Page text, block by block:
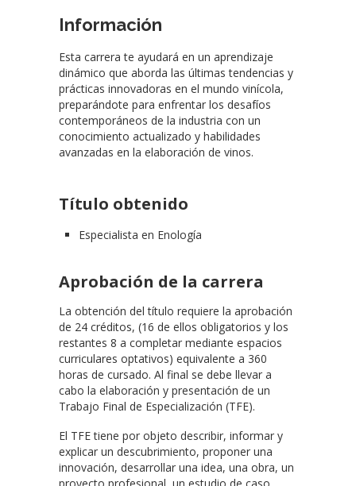
Información
Esta carrera te ayudará en un aprendizaje
dinámico que aborda las últimas tendencias y
prácticas innovadoras en el mundo vinícola,
preparándote para enfrentar los desafíos
contemporáneos de la industria con un
conocimiento actualizado y habilidades
avanzadas en la elaboración de vinos.
Título obtenido
Especialista en Enología
Aprobación de la carrera
La obtención del título requiere la aprobación
de 24 créditos, (16 de ellos obligatorios y los
restantes 8 a completar mediante espacios
curriculares optativos) equivalente a 360
horas de cursado. Al final se debe llevar a
cabo la elaboración y presentación de un
Trabajo Final de Especialización (TFE).
El TFE tiene por objeto describir, informar y
explicar un descubrimiento, proponer una
innovación, desarrollar una idea, una obra, un
proyecto profesional, un estudio de caso,